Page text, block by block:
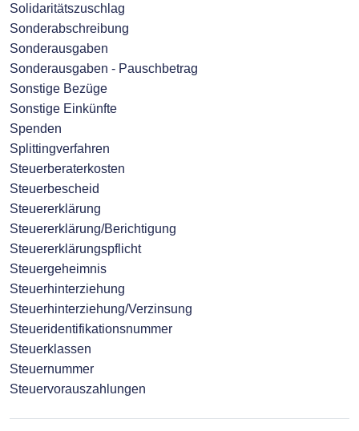
Solidaritätszuschlag
Sonderabschreibung
Sonderausgaben
Sonderausgaben - Pauschbetrag
Sonstige Bezüge
Sonstige Einkünfte
Spenden
Splittingverfahren
Steuerberaterkosten
Steuerbescheid
Steuererklärung
Steuererklärung/Berichtigung
Steuererklärungspflicht
Steuergeheimnis
Steuerhinterziehung
Steuerhinterziehung/Verzinsung
Steueridentifikationsnummer
Steuerklassen
Steuernummer
Steuervorauszahlungen